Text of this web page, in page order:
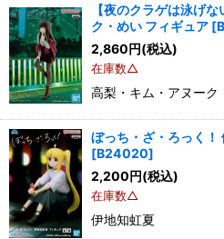
【夜のクラゲは泳げ
ク・めい フィギュア [
2,860円(税込)
在庫数△
高梨・キム・アヌーク
ぼっち・ざ・ろっく！
[B24020]
2,200 円(税込)
在庫数△
伊地知虹夏